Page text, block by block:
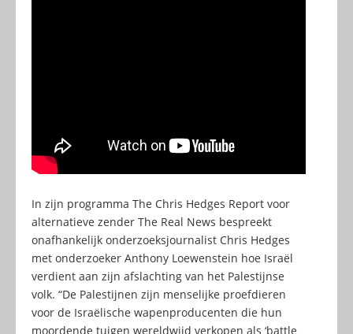
In zijn programma The Chris Hedges Report voor
alternatieve zender The Real News bespreekt
onafhankelijk onderzoeksjournalist Chris Hedges
met onderzoeker Anthony Loewenstein hoe Israël
verdient aan zijn afslachting van het Palestijnse
volk. “De Palestijnen zijn menselijke proefdieren
voor de Israëlische wapenproducenten die hun
moordende tuigen wereldwijd verkopen als ‘battle